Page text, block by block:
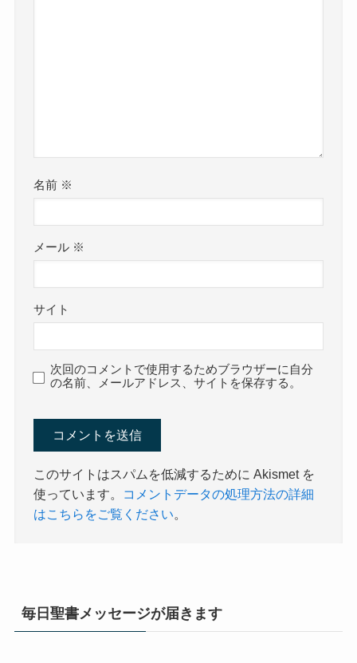
名前 ※
メール ※
サイト
次回のコメントで使用するためブラウザーに自分
の名前、メールアドレス、サイトを保存する。
このサイトはスパムを低減するために Akismet を
使っています。
コメントデータの処理方法の詳細
はこちらをご覧ください。
毎日聖書メッセージが届きます